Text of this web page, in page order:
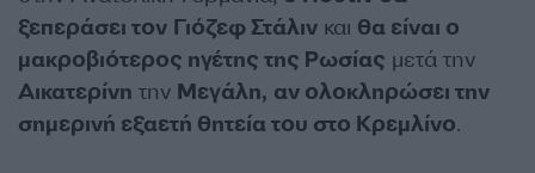
ξεπεράσει τον Γιόζεφ Στάλιν και θα είναι ο
μακροβιότερος ηγέτης της Ρωσίας μετά την
Αικατερίνη την Μεγάλη, αν ολοκληρώσει την
σημερινή εξαετή θητεία του στο Κρεμλίνο.